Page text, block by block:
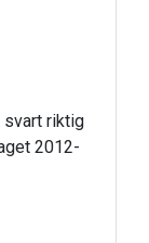
svart riktig
2012-